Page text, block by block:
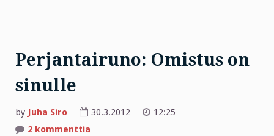
Perjantairuno: Omistus on
sinulle
by Juha Siro 30.3.2012
12:25
2 kommenttia